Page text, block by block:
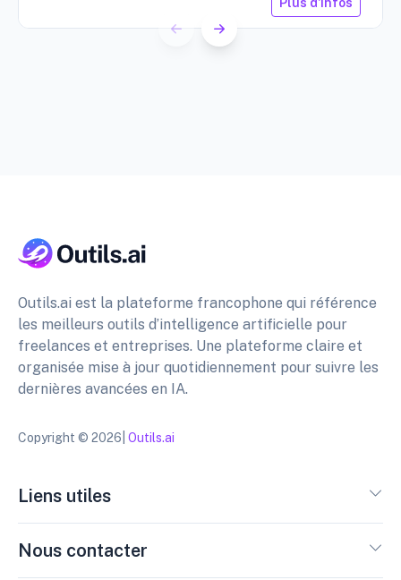
Outils.ai est la plateforme francophone qui référence
les meilleurs outils d’intelligence artificielle pour
freelances et entreprises. Une plateforme claire et
organisée mise à jour quotidiennement pour suivre les
dernières avancées en IA.
Copyright © 2026| Outils.ai
Liens utiles
Nous contacter